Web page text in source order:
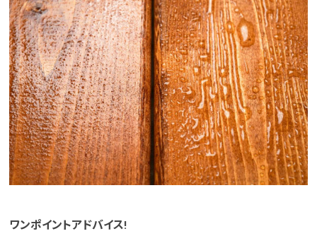
ワンポイントアドバイス!